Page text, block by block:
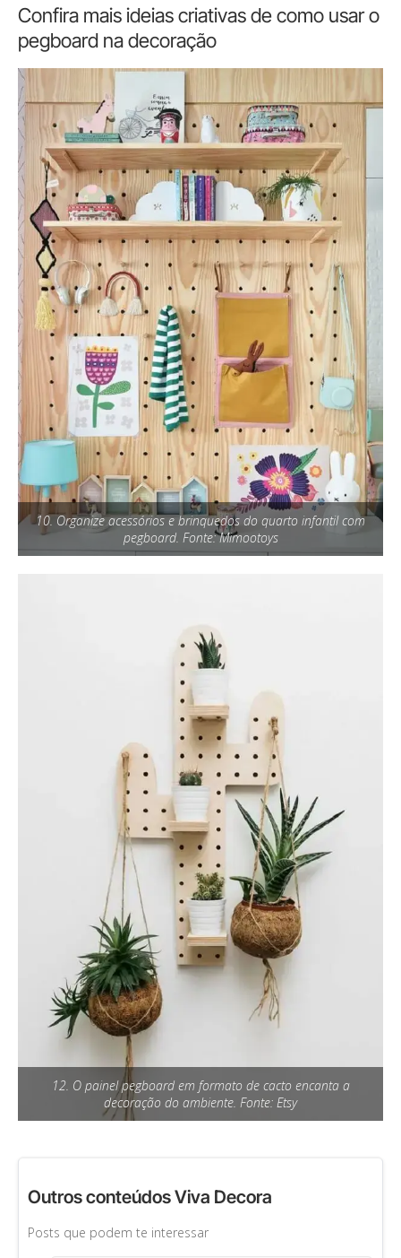
Confira mais ideias criativas de como usar o
pegboard na decoração
10. Organize acessórios e brinquedos do quarto infantil com
pegboard. Fonte: Mimootoys
12. O painel pegboard em formato de cacto encanta a
decoração do ambiente. Fonte: Etsy
Outros conteúdos Viva Decora
Posts que podem te interessar